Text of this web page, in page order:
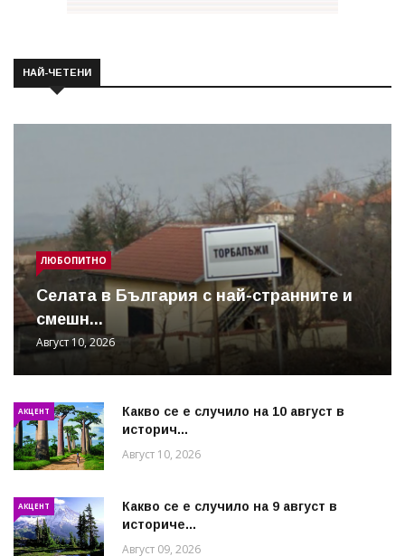
НАЙ-ЧЕТЕНИ
ЛЮБОПИТНО
Cелата в България с най-странните и
смешн...
Август 10, 2026
АКЦЕНТ
Какво се е случило на 10 август в
историч...
Август 10, 2026
АКЦЕНТ
Какво се е случило на 9 август в
историче...
Август 09, 2026